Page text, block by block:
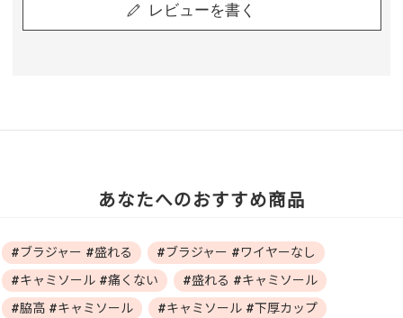
レビューを書く
あなたへのおすすめ商品
#ブラジャー #盛れる
#ブラジャー #ワイヤーなし
#キャミソール #痛くない
#盛れる #キャミソール
#脇高 #キャミソール
#キャミソール #下厚カップ